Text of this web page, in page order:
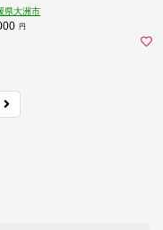
マネジメント [AGDP003] 観光
食事券 体験チケット お食事
ト ペアペアチケット チケット
県大洲市
円